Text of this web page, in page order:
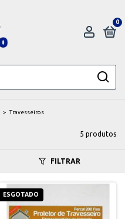
0
> Travesseiros
5 produtos
FILTRAR
ESGOTADO